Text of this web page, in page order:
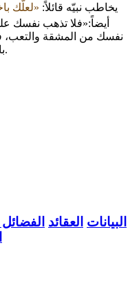
يخاطب نبيّه قائلاً: «لعلّك
أيضاً:«فلا تذهب نفسك
نفسك من المشقة
بالمؤمنين في سبيل هدايتهم وإرشادهم.
البيانات العقائد الفضائل